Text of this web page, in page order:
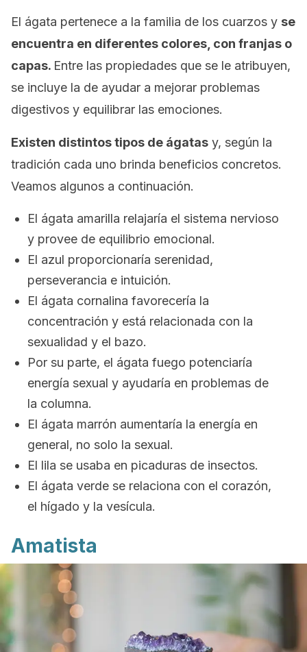
El ágata pertenece a la familia de los cuarzos y se
encuentra en diferentes colores, con franjas o
capas. Entre las propiedades que se le atribuyen,
se incluye la de ayudar a mejorar problemas
digestivos y equilibrar las emociones.
Existen distintos tipos de ágatas y, según la
tradición cada uno brinda beneficios concretos.
Veamos algunos a continuación.
El ágata amarilla relajaría el sistema nervioso
y provee de equilibrio emocional.
El azul proporcionaría serenidad,
perseverancia e intuición.
El ágata cornalina favorecería la
concentración y está relacionada con la
sexualidad y el bazo.
Por su parte, el ágata fuego potenciaría
energía sexual y ayudaría en problemas de
la columna.
El ágata marrón aumentaría la energía en
general, no solo la sexual.
El lila se usaba en picaduras de insectos.
El ágata verde se relaciona con el corazón,
el hígado y la vesícula.
Amatista